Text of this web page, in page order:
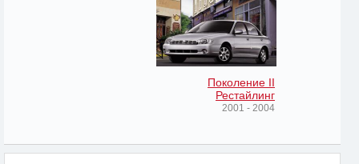
Поколение II
Рестайлинг
2001 - 2004